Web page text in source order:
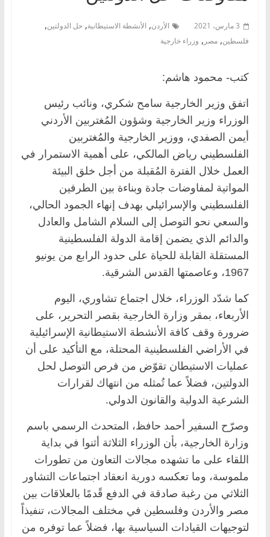
3 مارس، 2021 الأردن, الأنشطة الاستيطانية, حل الدولتين,
فلسطين, مصر , وزراء خارجية
كتب- محمود هاشم:
اتفق وزير الخارجية سامح شكري، ونائب رئيس
الوزراء وزير الخارجية وشؤون المُغتربين الأردني
أيمن الصفدي، ووزير الخارجية والمُغتربين
الفلسطيني رياض المالكي، على أهمية الاستمرار في
العمل خلال الفترة المُقبلة من أجل خلق البيئة
المواتية لمفاوضات جادة وبناءة بين الطرفين
الفلسطيني والإسرائيلي بهدف إنهاء الجمود الحالي،
والسعي نحو التوصل إلى السلام الشامل والعادل
والدائم الذي يضمن إقامة الدولة الفلسطينية
المستقلة القابلة للحياة على حدود الرابع من يونيو
1967، وعاصمتها القدس الشرقية.
كما شدّد الوزراء، خلال اجتماع تشاوري، اليوم
الأربعاء، بمقر وزارة الخارجية بقصر التحرير، على
ضرورة وقف كافة الأنشطة الاستيطانية الإسرائيلية
في الأراضي الفلسطينية المحتلة، مع التأكيد على أن
عمليات الاستيطان تقوّض من فرص التوصل لحل
الدولتين، فضلاً عما تُمثله من انتهاك لقرارات
الشرعية الدولية والقانون الدولي.
وصرّح السفير أحمد حافظ، المتحدث الرسمي باسم
وزارة الخارجية، بأن الوزراء الثلاثة أثنوا في بداية
اللقاء على ما تشهده مجالات التعاون من تطورات
ملموسة، وما تعكسه دورية انعقاد اجتماعات التشاور
الثلاثي من رغبة صادقة في الدفع قًدمًا بالعلاقات بين
مصر والأردن وفلسطين في مختلف المجالات، تنفيذاً
لتوجيهات القيادات السياسية بها، فضلاً عما توفره من